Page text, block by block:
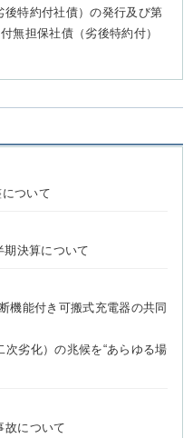
報
客さま
特約付社債）の発行及び第
無担保社債（劣後特約付）
ついて
期決算について
機能付き可搬式充電器の共同
劣化）の兆候を“あらゆる場
故について